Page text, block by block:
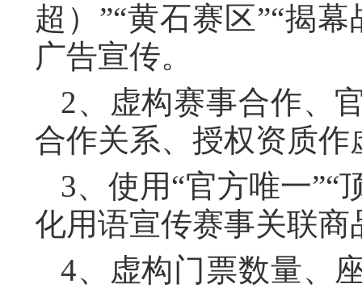
超）”“黄石赛区”“揭
广告宣传。
2、虚构赛事合作、
合作关系、授权资质作
3、使用“官方唯一”“
化用语宣传赛事关联商
4、虚构门票数量、